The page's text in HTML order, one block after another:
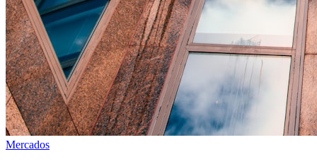
Mercados